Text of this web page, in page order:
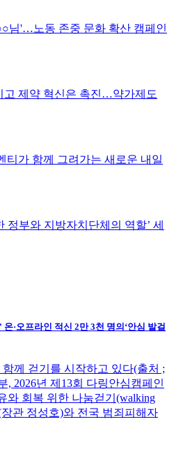
님'…노동 존중 문화 확산 캠페인
고 제약 혁신은 촉진…약가제도
티가 함께 그려가는 새로운 내일
정부와 지방자치단체의 역할’ 세
·오프라인 적신 2만 3천 명의‘안심 발걸
께 걷기를 시작하고 있다(출처 ;
, 2026년 제13회 다링안심캠페인
와 회복 위한 나눔걷기(walking
장관 정성호)와 전국 범죄피해자